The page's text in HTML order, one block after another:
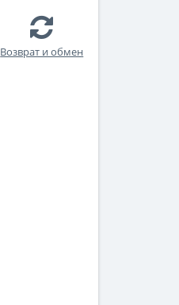
Возврат и обмен